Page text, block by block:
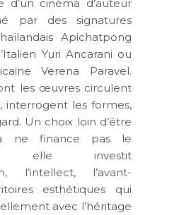
cinéma d’auteur
par des signatures
Apichatpong
Yuri Ancarani ou
Verena Paravel.
les œuvres circulent
interrogent les formes,
Un choix loin d’être
ne finance pas le
elle investit
l’intellect, l’avant-
esthétiques qui
avec l’héritage